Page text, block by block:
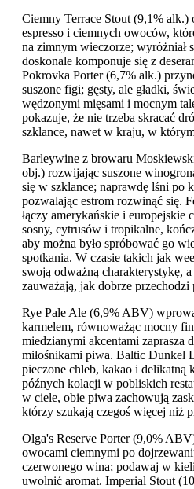
Ciemny Terrace Stout (9,1% alk.)
espresso i ciemnych owoców,
na zimnym wieczorze; wyróżniał
doskonale komponuje się z
Pokrovka Porter (6,7% alk.)
suszone figi; gęsty, ale gładki,
wędzonymi mięsami i mocnym
pokazuje, że nie trzeba skracać
szklance, nawet w kraju, w
Barleywine z browaru
obj.) rozwijając suszone
się w szklance; naprawdę lśni po
pozwalając estrom rozwinąć się.
łączy amerykańskie i europejskie
sosny, cytrusów i tropikalne,
aby można było spróbować go
spotkania. W czasie takich jak
swoją odważną charakterystykę,
zauważają, jak dobrze przechodzi
Rye Pale Ale (6,9% ABV)
karmelem, równoważąc mocny
miedzianymi akcentami zaprasza
miłośnikami piwa. Baltic Dunkel
pieczone chleb, kakao i delikatną
późnych kolacji w pobliskich
w ciele, obie piwa zachowują
którzy szukają czegoś więcej niż
Olga's Reserve Porter (9,0%
owocami ciemnymi po
czerwonego wina; podawaj w
uwolnić aromat. Imperial Stout